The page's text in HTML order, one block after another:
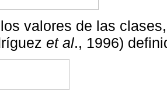
valores de las
et al., 1996)